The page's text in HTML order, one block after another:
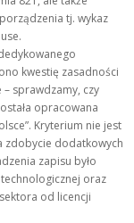
tj. wykaz
kwestię zasadności
sprawdzamy, czy
opracowana
Kryterium nie jest
zdobycie dodatkowych
zapisu było
oraz
od licencji